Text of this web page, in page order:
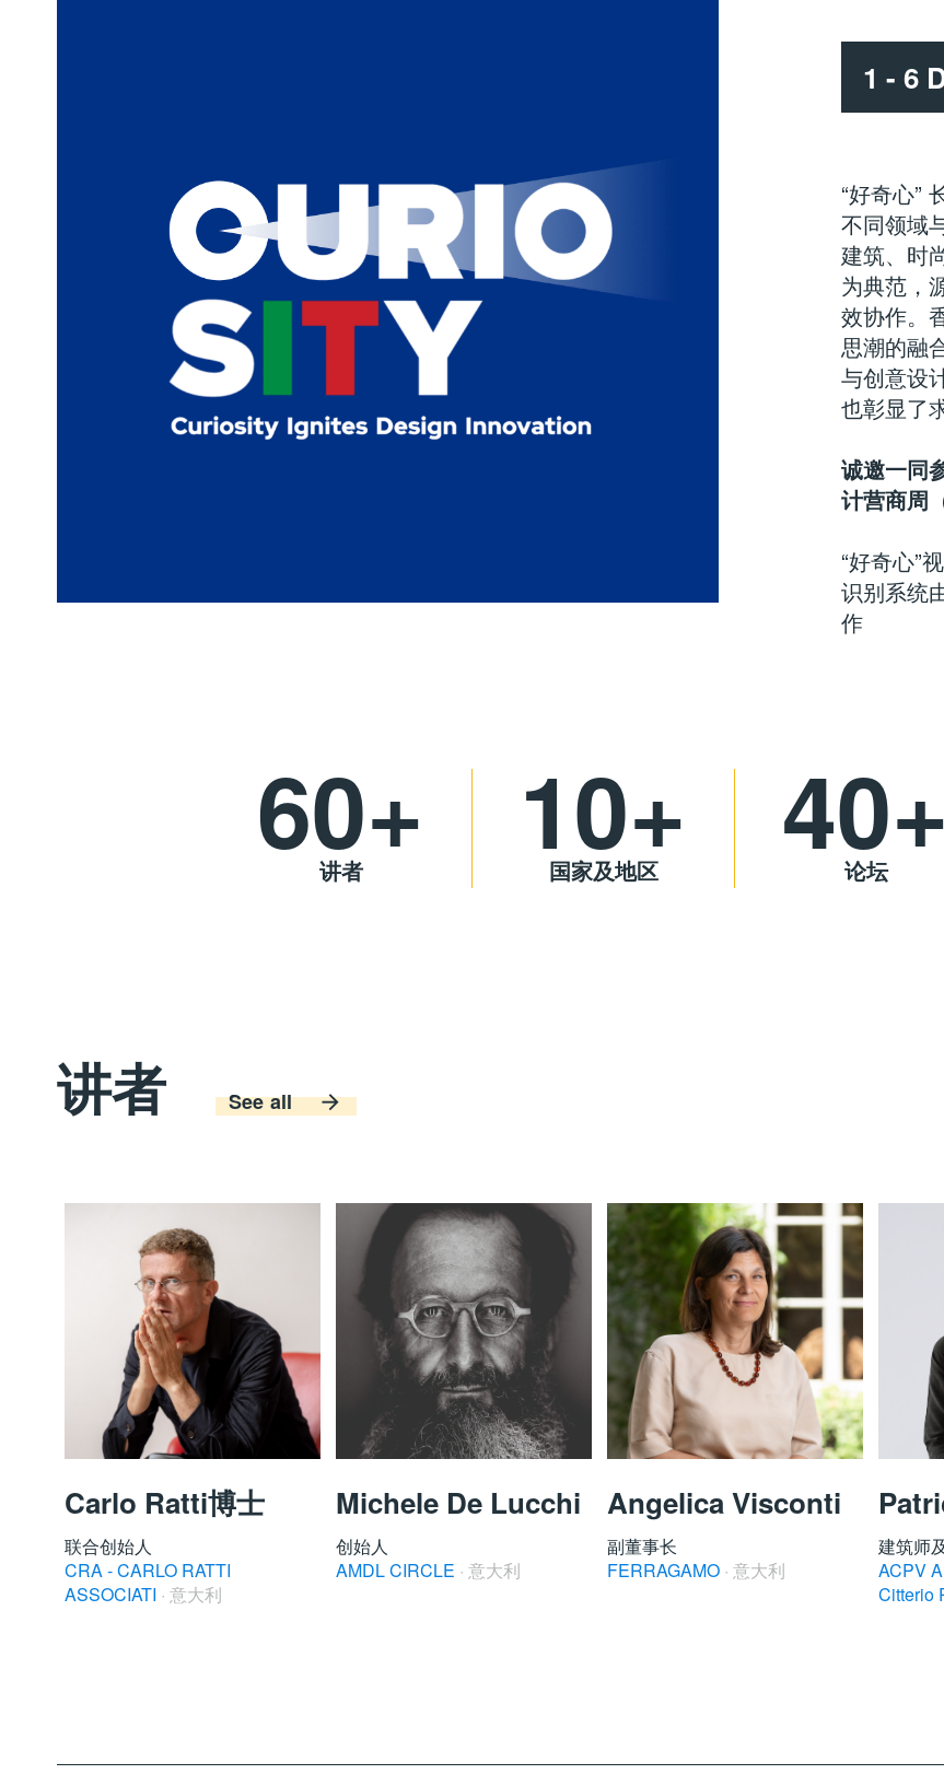
1 - 6
“好奇心”
不同领域
建筑、时
为典范，
效协作。
思潮的融
与创意设
也彰显了
诚邀一同
计营商周
“好奇心”
识别系统
作
60+
讲者 10+
国家及地区 40+
论坛
讲者 See all
Carlo Ratti博士
联合创始人
CRA - CARLO RATTI
ASSOCIATI · 意大利
Michele De Lucchi
创始人
AMDL CIRCLE · 意大利
Angelica Visconti
副董事长
FERRAGAMO · 意大利
建筑师
ACPV
Citterio